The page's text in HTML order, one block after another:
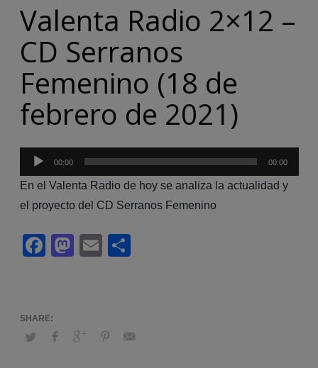
Valenta Radio 2×12 –
CD Serranos
Femenino (18 de
febrero de 2021)
Reproductor
de
00:00 00:00
En el Valenta Radio de hoy se analiza la actualidad y
el proyecto del CD Serranos Femenino
Facebook
Mastodon
Email